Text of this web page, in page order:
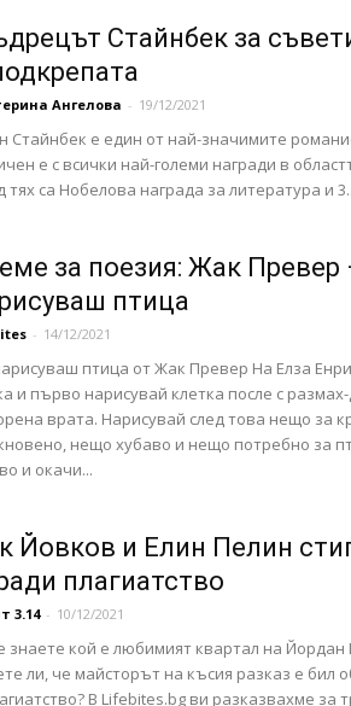
Стайнбек за
Ангелова - 19/12/2021
Стайнбек е един от най-значимите
е с всички най-големи награди в
тях са Нобелова награда за литература и
за поезия: Жак Превер
птица
- 14/12/2021
птица от Жак Превер На Елза
и първо нарисувай клетка после с
врата. Нарисувай след това нещо за
нещо хубаво и нещо потребно за
и окачи...
Йовков и Елин Пелин
плагиатство
3.14 - 10/12/2021
знаете кой е любимият квартал на Йордан
ли, че майсторът на късия разказ е бил
В Lifebites.bg ви разказвахме за